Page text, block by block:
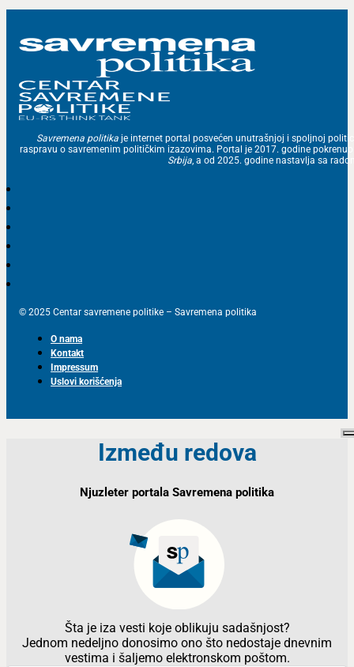
Savremena politika je internet portal posvećen unutrašnjoj i spoljnoj
raspravu o savremenim političkim izazovima. Portal je 2017. godine
Srbija, a od 2025. godine nastavlja sa
© 2025 Centar savremene politike – Savremena politika
O nama
Kontakt
Impressum
Uslovi korišćenja
Između redova
Njuzleter portala Savremena politika
Šta je iza vesti koje oblikuju sadašnjost?
Jednom nedeljno donosimo ono što nedostaje dnevnim
vestima i šaljemo elektronskom poštom.